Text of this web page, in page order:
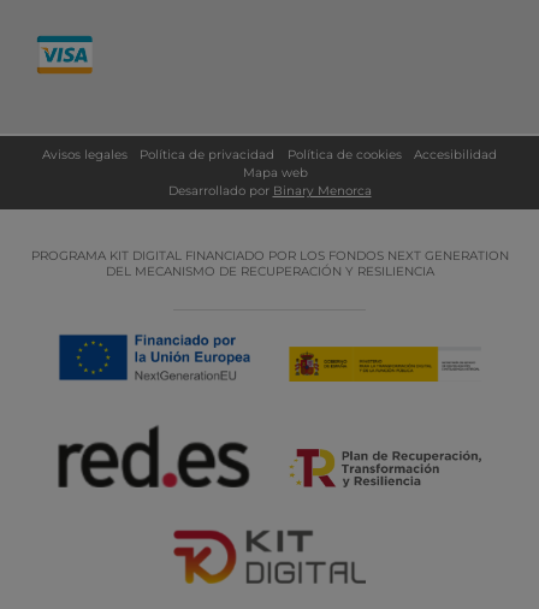
Avisos legales Política de privacidad Política de cookies
Accesibilidad
Mapa web
Desarrollado por Binary Menorca
PROGRAMA KIT DIGITAL FINANCIADO POR LOS FONDOS NEXT GENERATION
DEL MECANISMO DE RECUPERACIÓN Y RESILIENCIA